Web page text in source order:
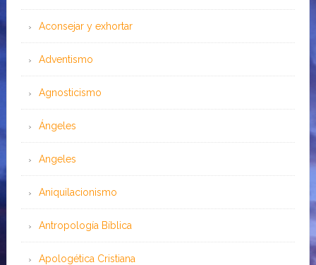
Aconsejar y exhortar
Adventismo
Agnosticismo
Ángeles
Angeles
Aniquilacionismo
Antropología Bíblica
Apologética Cristiana